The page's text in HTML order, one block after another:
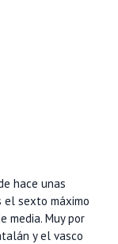
hace unas
el sexto máximo
media. Muy por
y el vasco